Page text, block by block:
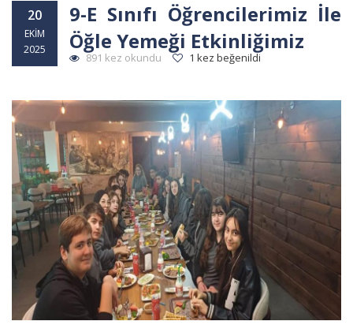
20
EKIM
2025
9-E Sınıfı Öğrencilerimiz İle
Öğle Yemeği Etkinliğimiz
891 kez okundu 1 kez beğenildi